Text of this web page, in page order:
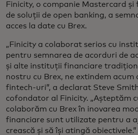
Finicity, o companie Mastercard
de soluții de open banking, a
acces la date cu Brex.
„Finicity a colaborat serios cu
pentru semnarea de acorduri de
și alte instituții financiare
nostru cu Brex, ne extindem acum
fintech-uri”, a declarat Steve
cofondator al Finicity. „Așteptăm
colaborăm cu Brex în inovarea
financiare sunt utilizate pentru a
crească și să își atingă obiectivele.”